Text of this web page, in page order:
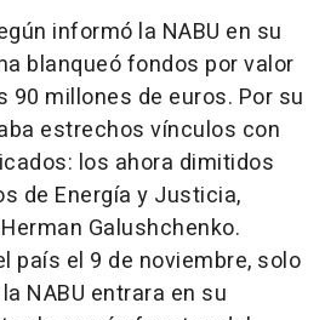
informó la NABU en su
blanqueó fondos por valor
90 millones de euros. Por su
estrechos vínculos con
los ahora dimitidos
de Energía y Justicia,
Galushchenko.
país el 9 de noviembre, solo
NABU entrara en su